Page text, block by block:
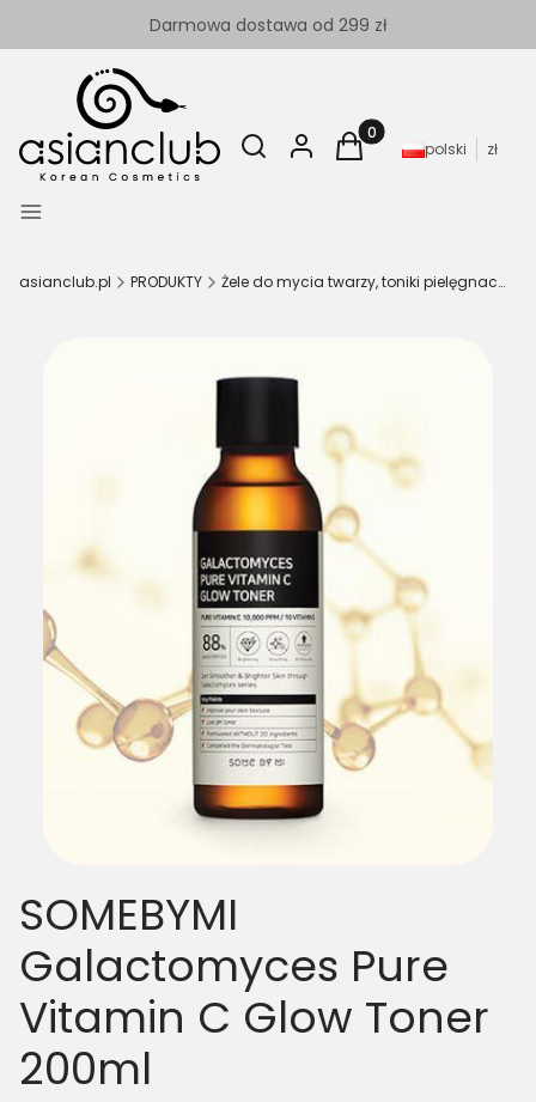
Darmowa dostawa od 299 zł
Menu
Otwórz wyszukiwarkę
SzukajZaloguj się
Produkty w koszyku:
Koszyk polski zł
asianclub.pl PRODUKTY Żele do mycia twarzy, toniki pielęgnacyjne
SOMEBYMI
Galactomyces Pure
Vitamin C Glow Toner
200ml